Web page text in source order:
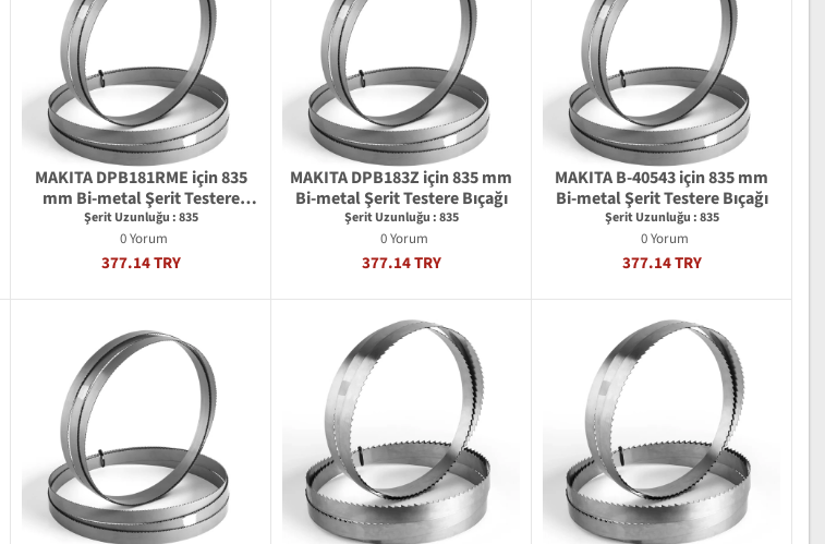
MAKITA DPB181RME için 835
mm Bi-metal Şerit Testere
Bıçağı
Şerit Uzunluğu : 835
0 Yorum
377.14 TRY
MAKITA DPB183Z için 835 mm
Bi-metal Şerit Testere Bıçağı
Şerit Uzunluğu : 835
0 Yorum
377.14 TRY
MAKITA B-40543 için 835 mm
Bi-metal Şerit Testere Bıçağı
Şerit Uzunluğu : 835
0 Yorum
377.14 TRY